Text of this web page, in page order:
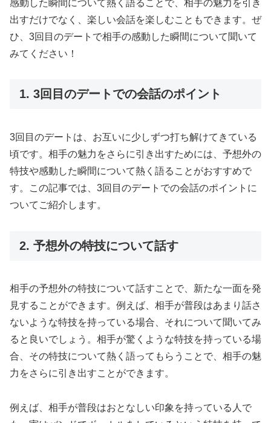
感動した瞬間について熱く語ることで、相手の魅力を引き
出すだけでなく、楽しい会話を楽しむこともできます。ぜ
ひ、3回目のデートで相手の感動した瞬間について聞いて
みてください！
1. 3回目のデートでの会話のポイント
3回目のデートは、お互いに少しずつ打ち解けてきている
頃です。相手の魅力をさらに引き出すためには、予想外の
特技や感動した瞬間について熱く語ることがおすすめで
す。この記事では、3回目のデートでの会話のポイントに
ついてご紹介します。
2. 予想外の特技について話す
相手の予想外の特技について話すことで、新たな一面を発
見することができます。例えば、相手が普段はあまり話さ
ないような特技を持っている場合、それについて聞いてみ
ると良いでしょう。相手が驚くような特技を持っている場
合、その特技について熱く語ってもらうことで、相手の魅
力をさらに引き出すことができます。
例えば、相手が普段はおとなしい印象を持っている人で